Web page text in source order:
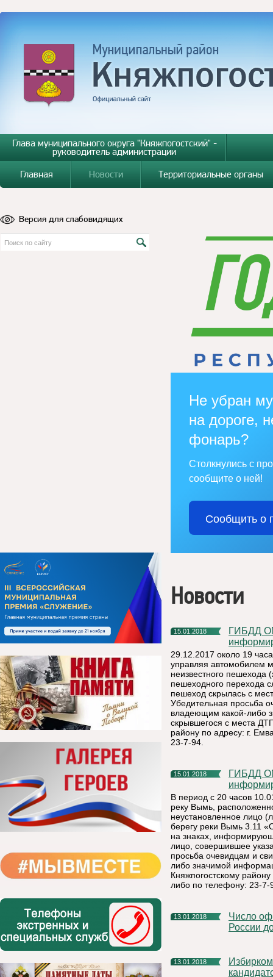
Глава муниципального округа "Княжпогостский" -
руководитель администрации
Главная
Новости Территориальные органы
Версия для слабовидящих
Не убран
на дороге,
фонарь?
Столкнулись с
сообщите о ней!
Сообщить о
Новости
15.01.2018
ГИБДД ОМВД России по Княжпогостскому району
29.12.2017 около 19
управляя автомобилем
неизвестного пешехода
пешеходного перехода
пешеход скрылась с
Убедительная просьба
владеющим какой-либо
скрывшегося с места
району по адресу: г.
23-7-94.
15.01.2018
ГИБДД ОМВД России по Княжпогостскому району
В период с 20 часов
реку Вымь,
неустановленное лицо
берегу реки Вымь 3.11
на знаках,
лицо, совершившее
просьба очевидцам и
либо значимой
Княжпогостскому
либо по телефону: 23-7-
13.01.2018
Число официально заявившихся на выборы президента
России
13.01.2018
Избирком Коми установил время агитационных встреч